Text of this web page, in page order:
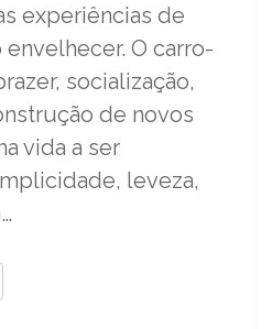
experiências de
O carro-
socialização,
de novos
vida a ser
leveza,